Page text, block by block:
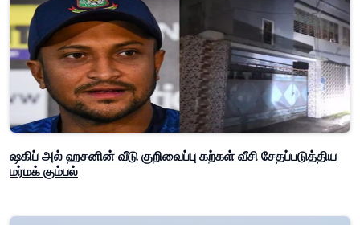
ஷகிப் அல் ஹசனின் வீடு குறிவைப்பு கற்கள் வீசி சேதப்படுத்திய
மர்மக் கும்பல்